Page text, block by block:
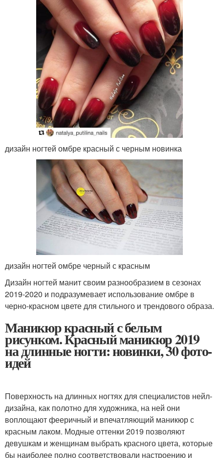
дизайн ногтей омбре красный с черным новинка
дизайн ногтей омбре черный с красным
Дизайн ногтей манит своим разнообразием в сезонах
2019-2020 и подразумевает использование омбре в
черно-красном цвете для стильного и трендового образа.
Маникюр красный с белым
рисунком. Красный маникюр 2019
на длинные ногти: новинки, 30 фото-
идей
Поверхность на длинных ногтях для специалистов нейл-
дизайна, как полотно для художника, на ней они
воплощают фееричный и впечатляющий маникюр с
красным лаком. Модные оттенки 2019 позволяют
девушкам и женщинам выбрать красного цвета, которые
бы наиболее полно соответствовали настроению и